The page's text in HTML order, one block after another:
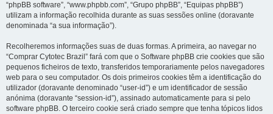
“phpBB software”, “www.phpbb.com”, “Grupo phpBB”, “Equipas phpBB”)
utilizam a informação recolhida durante as suas sessões online (doravante
denominada “a sua informação”).
Recolheremos informações suas de duas formas. A primeira, ao navegar no
“Comprar Cytotec Brazil” fará com que o Software phpBB crie cookies que são
pequenos ficheiros de texto, transferidos temporariamente pelos navegadores
web para o seu computador. Os dois primeiros cookies têm a identificação do
utilizador (doravante denominado “user-id”) e um identificador de sessão
anónima (doravante “session-id”), assinado automaticamente para si pelo
software phpBB. O terceiro cookie será criado sempre que tenha tópicos lidos